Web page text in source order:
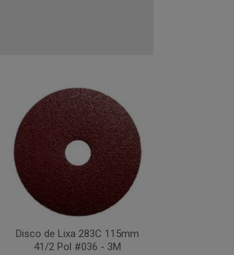
Disco de Lixa 283C 115mm
41/2 Pol #036 - 3M